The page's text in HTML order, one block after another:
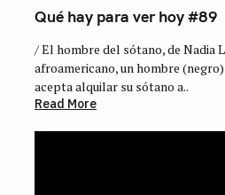
Qué hay para ver hoy #89
/ El hombre del sótano, de Nadia
afroamericano, un hombre
acepta alquilar su sótano a..
Read More